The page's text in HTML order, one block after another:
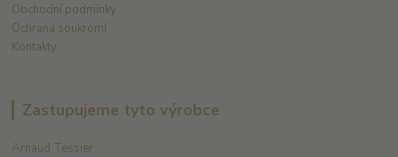
Obchodní podmínky
Ochrana soukromí
Kontakty
Zastupujeme tyto výrobce
Arnaud Tessier